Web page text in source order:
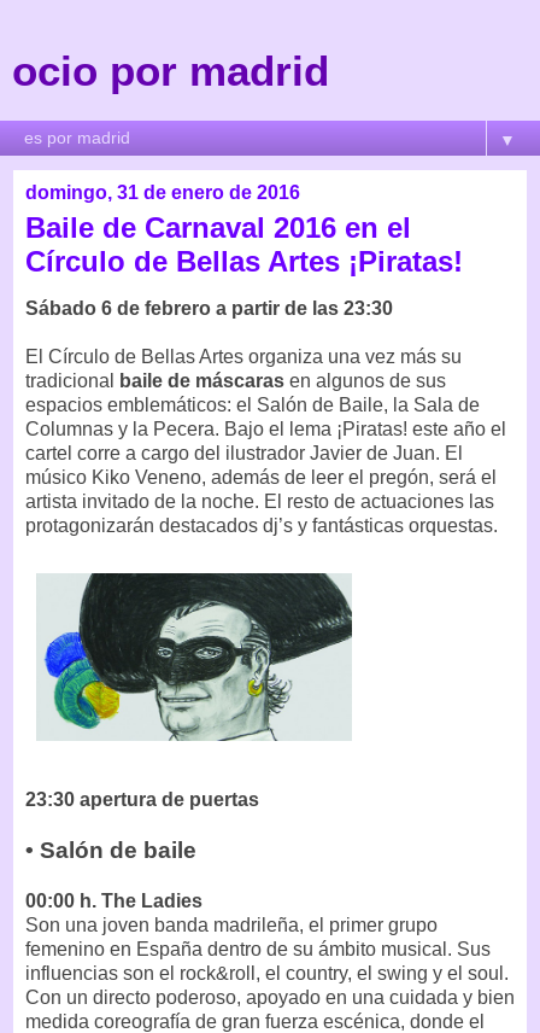
ocio por madrid
▼
domingo, 31 de enero de 2016
Baile de Carnaval 2016 en el
Círculo de Bellas Artes ¡Piratas!
Sábado 6 de febrero a partir de las 23:30
El Círculo de Bellas Artes organiza una vez más su
tradicional
baile de máscaras en algunos de sus
espacios emblemáticos: el Salón de Baile, la Sala de
Columnas y la Pecera. Bajo el lema ¡Piratas! este año el
cartel corre a cargo del ilustrador Javier de Juan. El
músico Kiko Veneno, además de leer el pregón, será el
artista invitado de la noche. El resto de actuaciones las
protagonizarán destacados dj’s y fantásticas orquestas.
23:30 apertura de puertas
• Salón de baile
00:00 h. The Ladies
Son una joven banda madrileña, el primer grupo
femenino en España dentro de su ámbito musical. Sus
influencias son el rock&roll, el country, el swing y el soul.
Con un directo poderoso, apoyado en una cuidada y bien
medida coreografía de gran fuerza escénica, donde el